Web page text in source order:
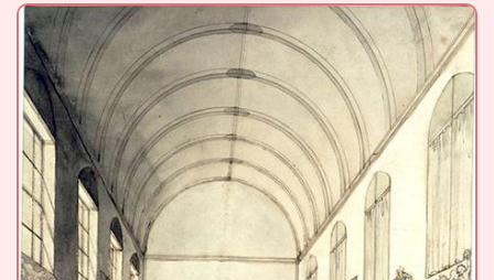
Karte
Quiz
Memospiel
Videos
Mach mit!